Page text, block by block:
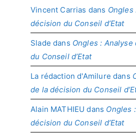
Vincent Carrias dans Ongles
décision du Conseil d’Etat
Slade dans Ongles :
du Conseil d’Etat
La rédaction d'Amilure dans
de la décision du Conseil
Alain MATHIEU dans Ongles
décision du Conseil d’Etat